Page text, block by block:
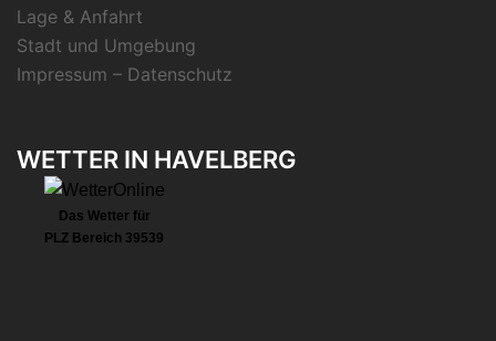
Lage & Anfahrt
Stadt und Umgebung
Impressum – Datenschutz
WETTER IN HAVELBERG
Das Wetter für
PLZ Bereich 39539